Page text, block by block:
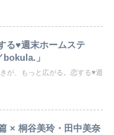
る♥週末ホームステ
」
が、もっと広がる。恋する♥週
× 桐谷美玲・田中美奈